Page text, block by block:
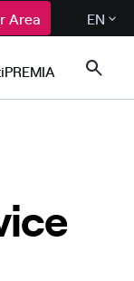
Area EN